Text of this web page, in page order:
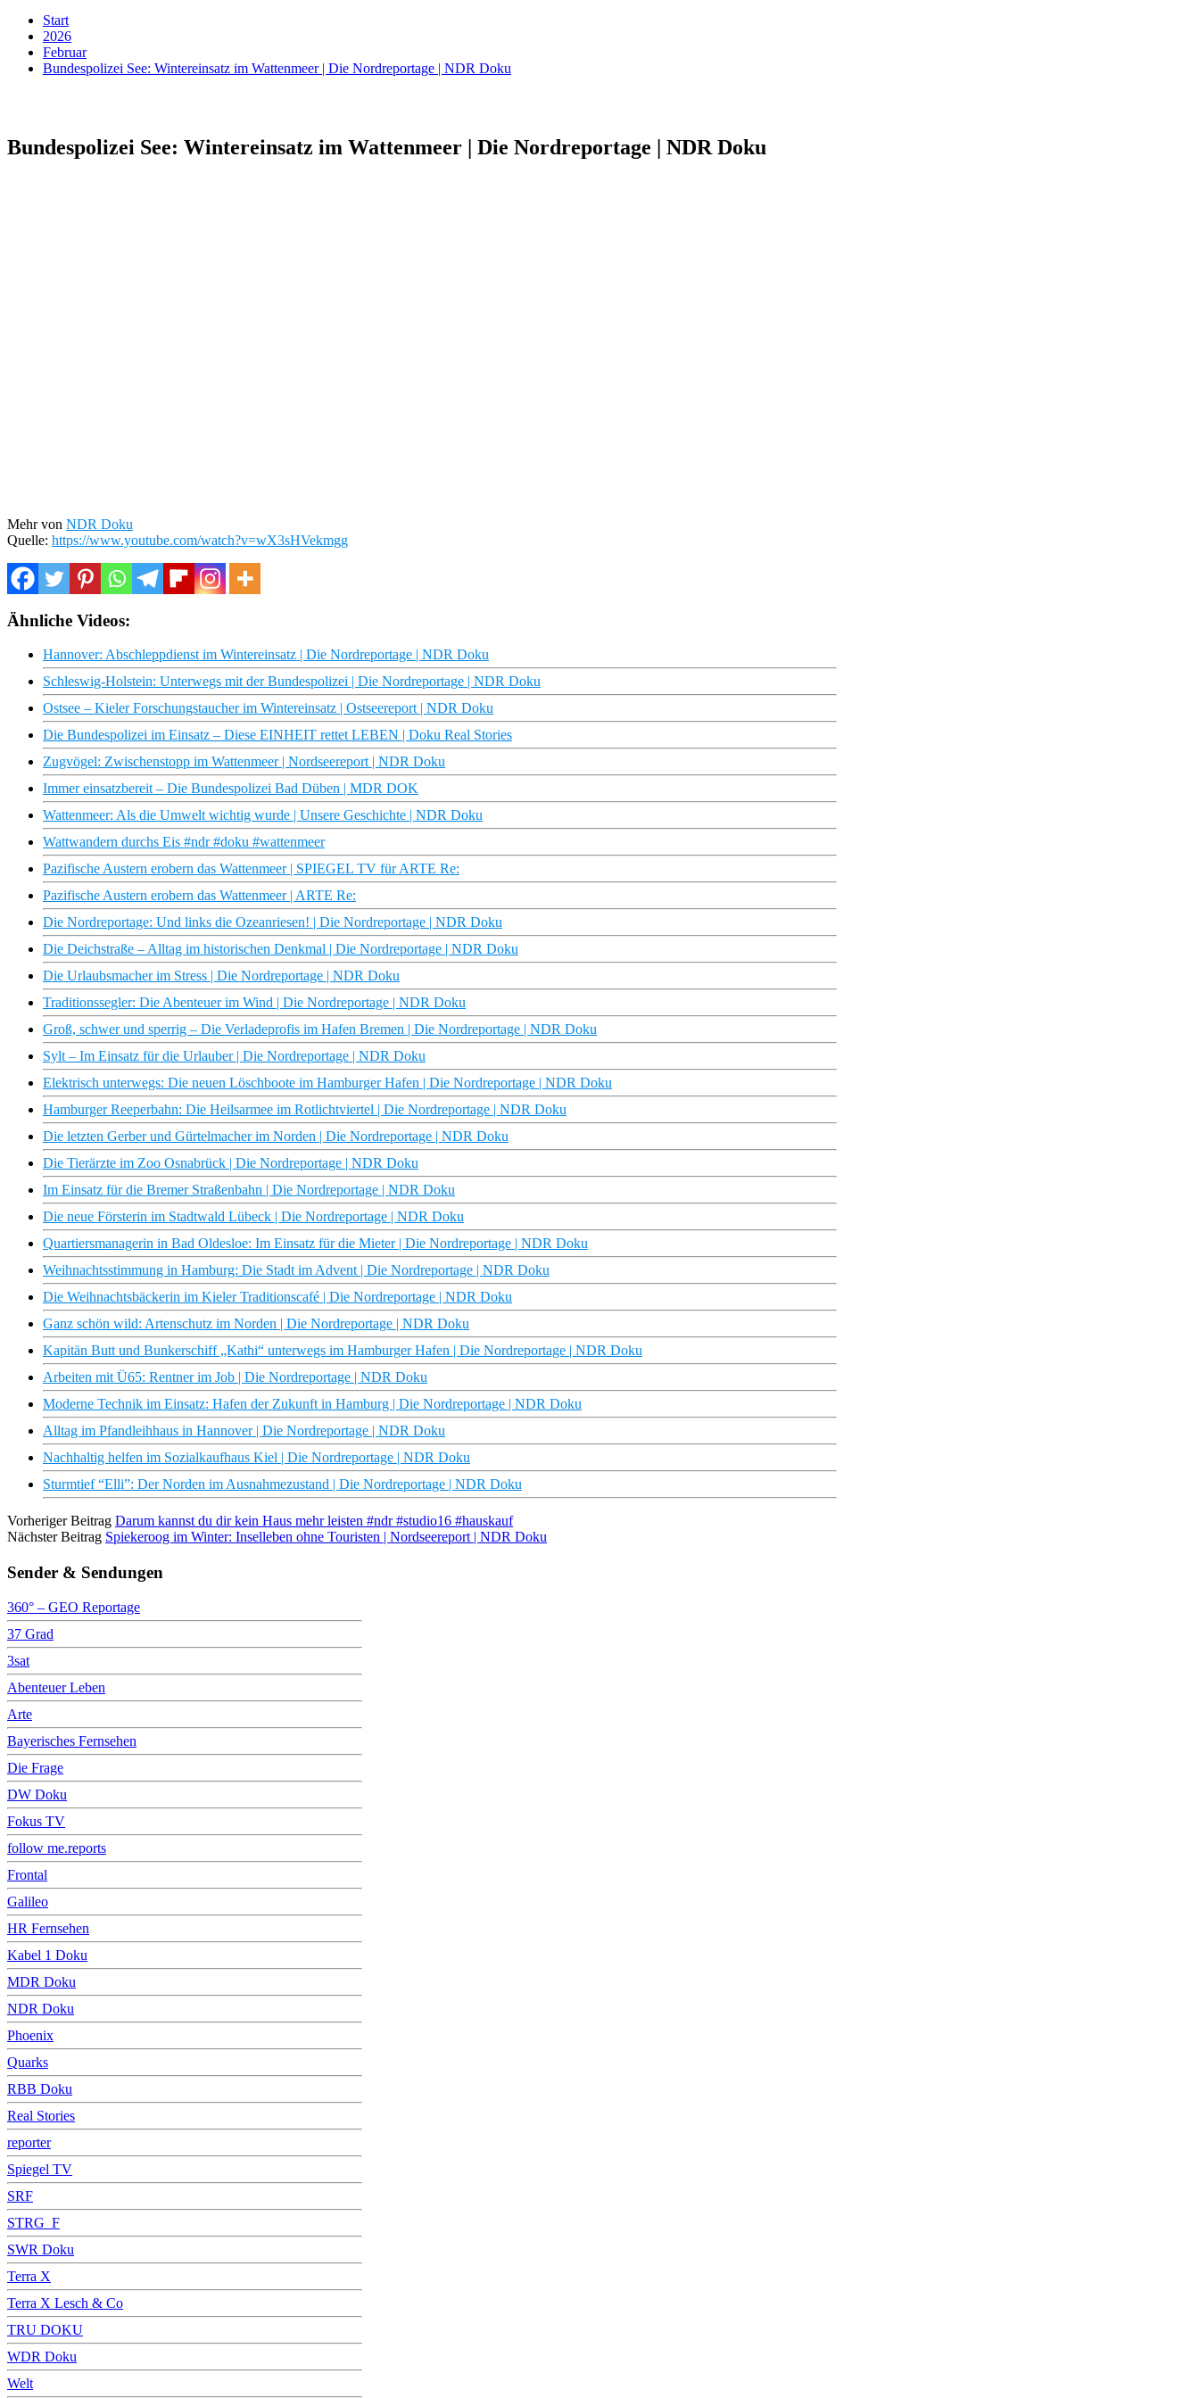
Start
2026
Februar
Bundespolizei See: Wintereinsatz im Wattenmeer | Die Nordreportage | NDR Doku
Bundespolizei See: Wintereinsatz im Wattenmeer | Die Nordreportage | NDR Doku
Mehr von NDR Doku
Quelle: https://www.youtube.com/watch?v=wX3sHVekmgg
Ähnliche Videos:
Hannover: Abschleppdienst im Wintereinsatz | Die Nordreportage | NDR Doku
Schleswig-Holstein: Unterwegs mit der Bundespolizei | Die Nordreportage | NDR Doku
Ostsee – Kieler Forschungstaucher im Wintereinsatz | Ostseereport | NDR Doku
Die Bundespolizei im Einsatz – Diese EINHEIT rettet LEBEN | Doku Real Stories
Zugvögel: Zwischenstopp im Wattenmeer | Nordseereport | NDR Doku
Immer einsatzbereit – Die Bundespolizei Bad Düben | MDR DOK
Wattenmeer: Als die Umwelt wichtig wurde | Unsere Geschichte | NDR Doku
Wattwandern durchs Eis #ndr #doku #wattenmeer
Pazifische Austern erobern das Wattenmeer | SPIEGEL TV für ARTE Re:
Pazifische Austern erobern das Wattenmeer | ARTE Re:
Die Nordreportage: Und links die Ozeanriesen! | Die Nordreportage | NDR Doku
Die Deichstraße – Alltag im historischen Denkmal | Die Nordreportage | NDR Doku
Die Urlaubsmacher im Stress | Die Nordreportage | NDR Doku
Traditionssegler: Die Abenteuer im Wind | Die Nordreportage | NDR Doku
Groß, schwer und sperrig – Die Verladeprofis im Hafen Bremen | Die Nordreportage | NDR Doku
Sylt – Im Einsatz für die Urlauber | Die Nordreportage | NDR Doku
Elektrisch unterwegs: Die neuen Löschboote im Hamburger Hafen | Die Nordreportage | NDR Doku
Hamburger Reeperbahn: Die Heilsarmee im Rotlichtviertel | Die Nordreportage | NDR Doku
Die letzten Gerber und Gürtelmacher im Norden | Die Nordreportage | NDR Doku
Die Tierärzte im Zoo Osnabrück | Die Nordreportage | NDR Doku
Im Einsatz für die Bremer Straßenbahn | Die Nordreportage | NDR Doku
Die neue Försterin im Stadtwald Lübeck | Die Nordreportage | NDR Doku
Quartiersmanagerin in Bad Oldesloe: Im Einsatz für die Mieter | Die Nordreportage | NDR Doku
Weihnachtsstimmung in Hamburg: Die Stadt im Advent | Die Nordreportage | NDR Doku
Die Weihnachtsbäckerin im Kieler Traditionscafé | Die Nordreportage | NDR Doku
Ganz schön wild: Artenschutz im Norden | Die Nordreportage | NDR Doku
Kapitän Butt und Bunkerschiff „Kathi“ unterwegs im Hamburger Hafen | Die Nordreportage | NDR Doku
Arbeiten mit Ü65: Rentner im Job | Die Nordreportage | NDR Doku
Moderne Technik im Einsatz: Hafen der Zukunft in Hamburg | Die Nordreportage | NDR Doku
Alltag im Pfandleihhaus in Hannover | Die Nordreportage | NDR Doku
Nachhaltig helfen im Sozialkaufhaus Kiel | Die Nordreportage | NDR Doku
Sturmtief “Elli”: Der Norden im Ausnahmezustand | Die Nordreportage | NDR Doku
Vorheriger Beitrag Darum kannst du dir kein Haus mehr leisten #ndr #studio16 #hauskauf
Nächster Beitrag Spiekeroog im Winter: Inselleben ohne Touristen | Nordseereport | NDR Doku
Sender & Sendungen
360° – GEO Reportage
37 Grad
3sat
Abenteuer Leben
Arte
Bayerisches Fernsehen
Die Frage
DW Doku
Fokus TV
follow me.reports
Frontal
Galileo
HR Fernsehen
Kabel 1 Doku
MDR Doku
NDR Doku
Phoenix
Quarks
RBB Doku
Real Stories
reporter
Spiegel TV
SRF
STRG_F
SWR Doku
Terra X
Terra X Lesch & Co
TRU DOKU
WDR Doku
Welt